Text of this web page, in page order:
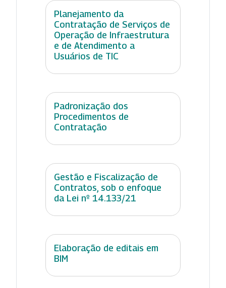
Planejamento da
Contratação de Serviços de
Operação de Infraestrutura
e de Atendimento a
Usuários de TIC
Padronização dos
Procedimentos de
Contratação
Gestão e Fiscalização de
Contratos, sob o enfoque
da Lei nº 14.133/21
Elaboração de editais em
BIM